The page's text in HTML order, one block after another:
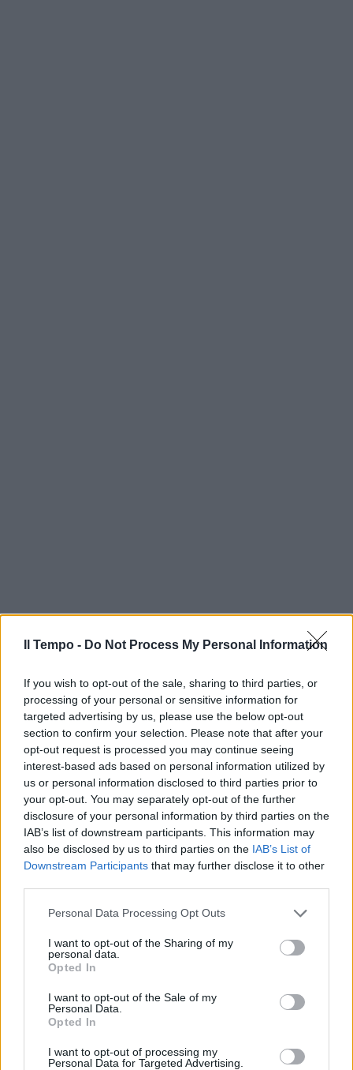
Il Tempo - Do Not Process My Personal Information
If you wish to opt-out of the sale, sharing to third parties, or
processing of your personal or sensitive information for
targeted advertising by us, please use the below opt-out
section to confirm your selection. Please note that after your
opt-out request is processed you may continue seeing
interest-based ads based on personal information utilized by
us or personal information disclosed to third parties prior to
your opt-out. You may separately opt-out of the further
disclosure of your personal information by third parties on the
IAB’s list of downstream participants. This information may
also be disclosed by us to third parties on the IAB’s List of
Downstream Participants that may further disclose it to other
Personal Data Processing Opt Outs
I want to opt-out of the Sharing of my
personal data.
Opted In
I want to opt-out of the Sale of my
Personal Data.
Opted In
I want to opt-out of processing my
Personal Data for Targeted Advertising.
In evidenza